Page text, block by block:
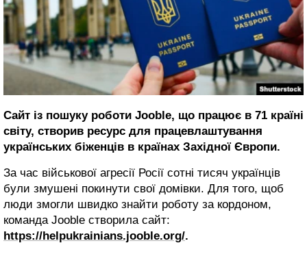
Сайт із пошуку роботи Jooble, що працює в 71 країні
світу, створив ресурс для працевлаштування
українських біженців в країнах Західної Європи.
За час військової агресії Росії сотні тисяч українців
були змушені покинути свої домівки. Для того, щоб
люди змогли швидко знайти роботу за кордоном,
команда Jooble створила сайт:
https://helpukrainians.jooble.org/.